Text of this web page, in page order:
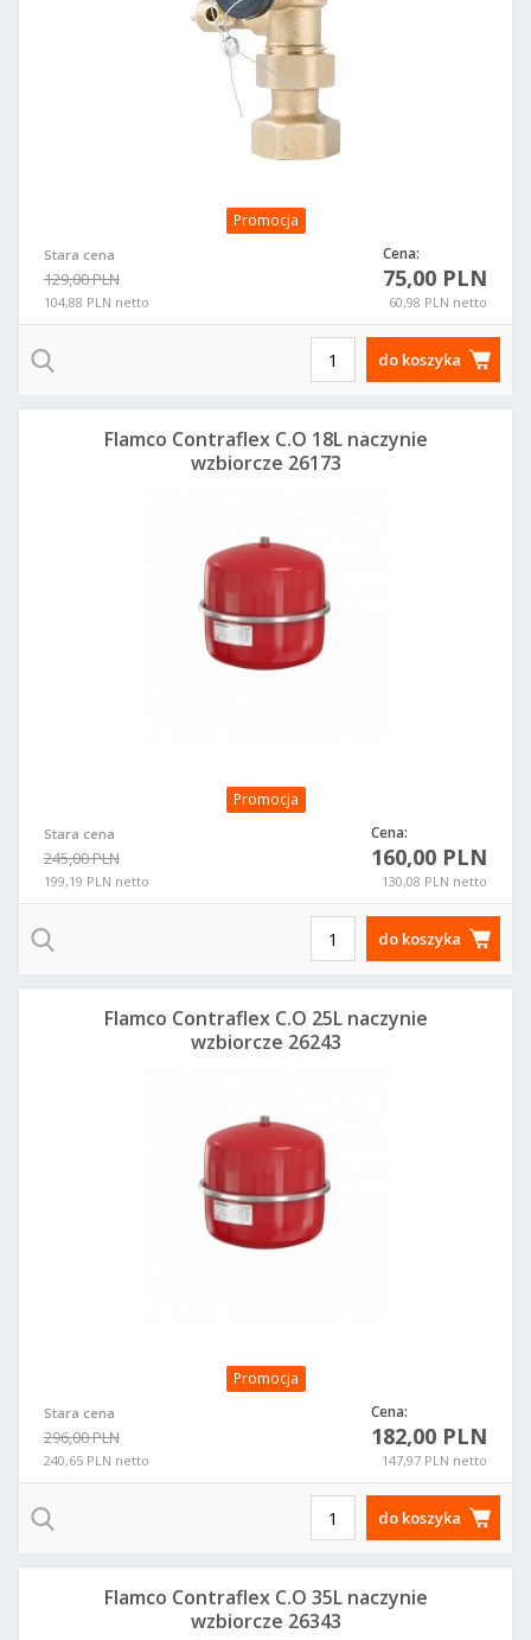
Promocja
Stara cena
129,00 PLN
104,88 PLN netto
Cena:
75,00 PLN
60,98 PLN netto
do koszyka
Promocja
Stara cena
245,00 PLN
199,19 PLN netto
Cena:
160,00 PLN
130,08 PLN netto
Flamco Contraflex C.O 18L naczynie
wzbiorcze 26173
do koszyka
Promocja
Stara cena
296,00 PLN
240,65 PLN netto
Cena:
182,00 PLN
147,97 PLN netto
Flamco Contraflex C.O 25L naczynie
wzbiorcze 26243
do koszyka
Flamco Contraflex C.O 35L naczynie
wzbiorcze 26343